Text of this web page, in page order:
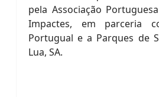
pela Associação
Impactes, em parceria
Portugual e a Parques de
Lua, SA.